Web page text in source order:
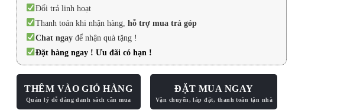
Đổi trả linh hoạt
Thanh toán khi nhận hàng, hỗ trợ mua trả góp
Chat ngay để nhận quà tặng !
Đặt hàng ngay ! Ưu đãi có hạn !
THÊM VÀO GIỎ HÀNG ĐẶT MUA NGAY